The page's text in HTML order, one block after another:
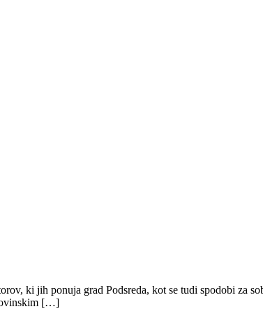
ki jih ponuja grad Podsreda, kot se tudi spodobi za
[…]